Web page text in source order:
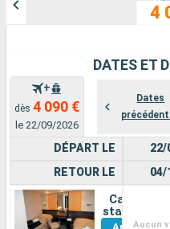
4
DATES ET
+
dès 4 090 €
le 22/09/2026
Dates
DÉPART LE
RETOUR LE
Cabine
standard
Voir
22/
04/
Aucun
Ports